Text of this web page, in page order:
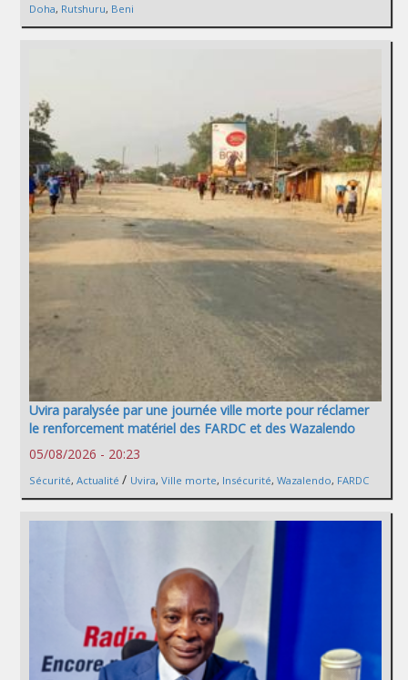
Doha, Rutshuru, Beni
Uvira paralysée par une journée ville morte pour réclamer
le renforcement matériel des FARDC et des Wazalendo
05/08/2026 - 20:23
Sécurité, Actualité / Uvira, Ville morte, Insécurité, Wazalendo, FARDC